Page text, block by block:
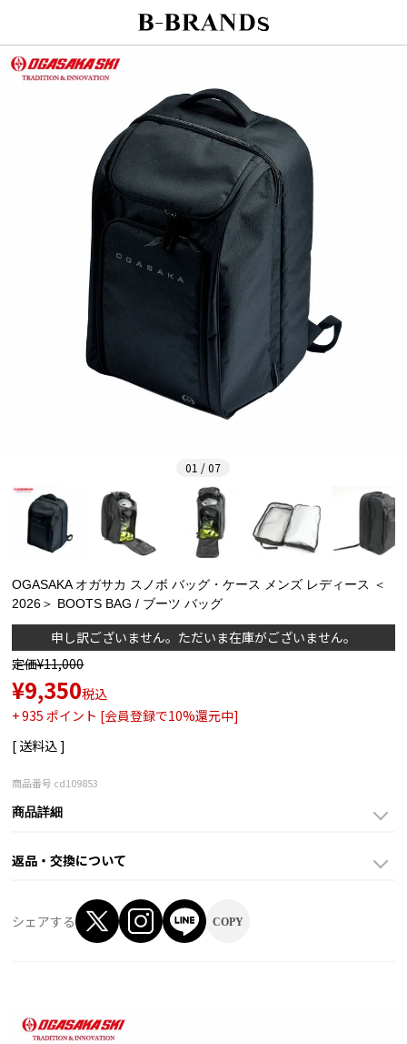
01 / 07
OGASAKA オガサカ スノボ バッグ・ケース メンズ レディース ＜
2026＞ BOOTS BAG / ブーツ バッグ
申し訳ございません。ただいま在庫がございません。
定価¥11,000
¥9,350税込
+935 ポイント [会員登録で10%還元中]
送料込
商品番号 cd109853
商品詳細
返品・交換について
シェアする